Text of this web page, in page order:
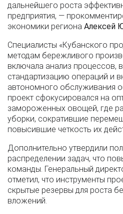
дальнейшего роста
предприятия, —
экономики региона Алексей
Специалисты «Кубанского
методам бережливого
включала анализ процессов,
стандартизацию операций и
автономного обслуживания
проект сфокусировался на
замороженных овощей, где
уборки, сократившие
повысившие четкость их
Дополнительно утвердили
распределении задач, что
команды. Генеральный
отметил, что инструменты
скрытые резервы для роста
вложений.